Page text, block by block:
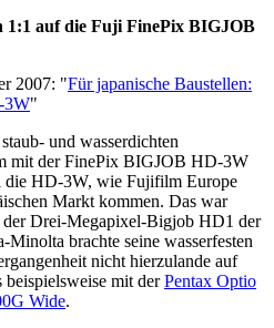
1:1 auf die Fuji FinePix BIGJOB
2007: "Für japanische Baustellen:
3W"
und wasserdichten
mit der FinePix BIGJOB HD-3W
HD-3W, wie Fujifilm Europe
Markt kommen. Das war
der Drei-Megapixel-Bigjob HD1 der
brachte seine wasserfesten
nicht hierzulande auf
mit derPentax Optio
Wide.